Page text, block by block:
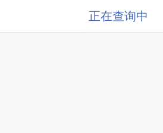
正在查询中